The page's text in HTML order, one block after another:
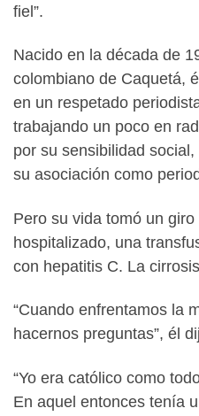
fiel”.
Nacido en la década de
colombiano de Caquetá,
en un respetado
trabajando un poco en
por su sensibilidad
su asociación como
Pero su vida tomó un
hospitalizado, una
con hepatitis C. La
“Cuando enfrentamos la
hacernos preguntas”, él
“Yo era católico como
En aquel entonces tenía